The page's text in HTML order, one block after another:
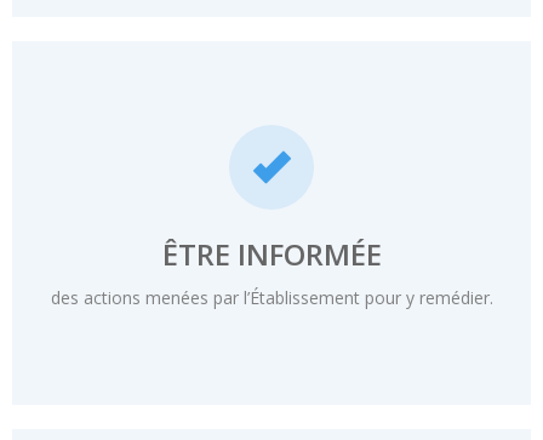
ÊTRE INFORMÉE
des actions menées par l’Établissement pour y remédier.